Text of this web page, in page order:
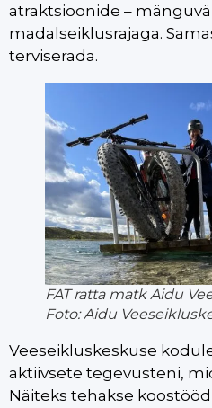
atraktsioonide –
madalseiklusrajaga.
terviserada.
FAT ratta matk Aidu
Foto: Aidu
Veeseikluskeskuse
aktiivsete tegevusteni,
Näiteks tehakse koostööd